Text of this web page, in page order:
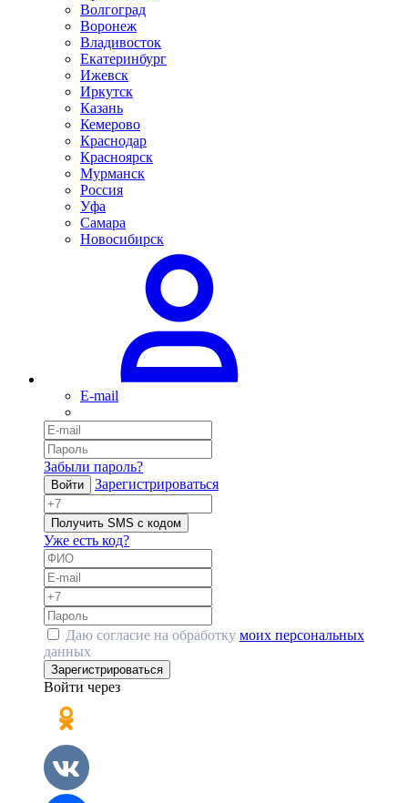
Волгоград
Воронеж
Владивосток
Екатеринбург
Ижевск
Иркутск
Казань
Кемерово
Краснодар
Красноярск
Мурманск
Россия
Уфа
Самара
Новосибирск
E-mail
Забыли пароль?
Войти Зарегистрироваться
Получить SMS с кодом
Уже есть код?
Даю согласие на обработку моих персональных
данных
Зарегистрироваться
Войти через